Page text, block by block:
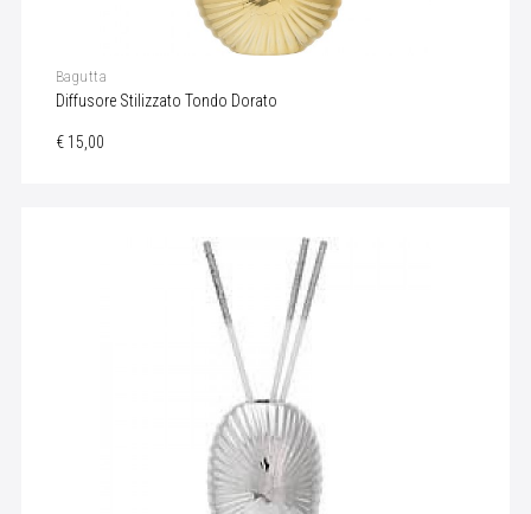
Bagutta
Diffusore Stilizzato Tondo Dorato
€ 15,00